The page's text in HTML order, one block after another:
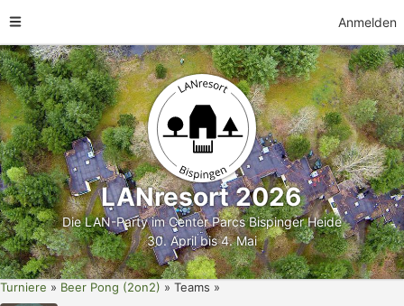
Anmelden
LANresort 2026
Die LAN-Party im Center Parcs Bispinger Heide
30. April bis 4. Mai
Turniere Beer Pong (2on2) Teams